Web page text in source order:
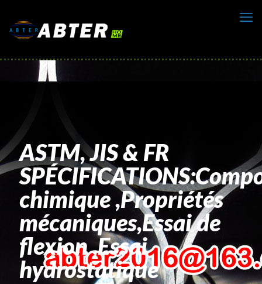
ASTM, JIS & FR
chimique ,Propriétés
mécaniques,Essai de
flexion ,Essai
hydrostatique